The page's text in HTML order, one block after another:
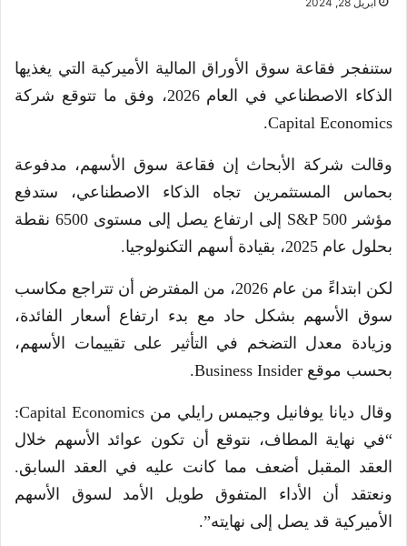
ستنفجر فقاعة سوق الأوراق المالية الأميركية التي يغذيها
الذكاء الاصطناعي في العام 2026، وفق ما تتوقع شركة
Capital Economics.
وقالت شركة الأبحاث إن فقاعة سوق الأسهم، مدفوعة
بحماس المستثمرين تجاه الذكاء الاصطناعي، ستدفع
مؤشر S&P 500 إلى ارتفاع يصل إلى مستوى 6500 نقطة
بحلول عام 2025، بقيادة أسهم التكنولوجيا.
لكن ابتداءً من عام 2026، من المفترض أن تتراجع مكاسب
سوق الأسهم بشكل حاد مع بدء ارتفاع أسعار الفائدة،
وزيادة معدل التضخم في التأثير على تقييمات الأسهم،
بحسب موقع Business Insider.
وقال ديانا يوفانيل وجيمس رايلي من Capital Economics:
“في نهاية المطاف، نتوقع أن تكون عوائد الأسهم خلال
العقد المقبل أضعف مما كانت عليه في العقد السابق.
ونعتقد أن الأداء المتفوق طويل الأمد لسوق الأسهم
الأميركية قد يصل إلى نهايته”.